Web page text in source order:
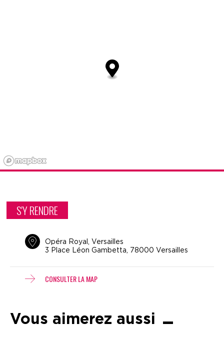
S'Y RENDRE
Opéra Royal, Versailles
3 Place Léon Gambetta, 78000 Versailles
CONSULTER LA MAP
Vous aimerez aussi